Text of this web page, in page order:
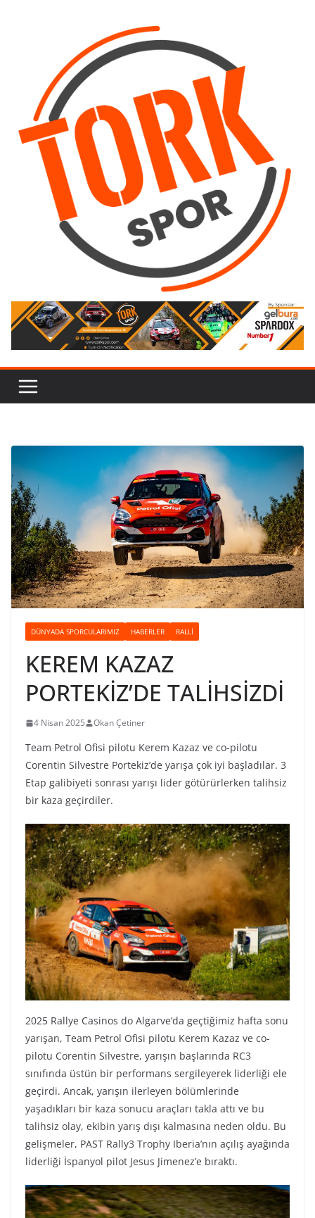
DÜNYADA SPORCULARIMIZ HABERLER RALLI
KEREM KAZAZ
PORTEKİZ’DE TALİHSİZDİ
4 Nisan 2025 Okan Çetiner
Team Petrol Ofisi pilotu Kerem Kazaz ve co-pilotu
Corentin Silvestre Portekiz’de yarışa çok iyi başladılar. 3
Etap galibiyeti sonrası yarışı lider götürürlerken talihsiz
bir kaza geçirdiler.
2025 Rallye Casinos do Algarve’da geçtiğimiz hafta sonu
yarışan, Team Petrol Ofisi pilotu Kerem Kazaz ve co-
pilotu Corentin Silvestre, yarışın başlarında RC3
sınıfında üstün bir performans sergileyerek liderliği ele
geçirdi. Ancak, yarışın ilerleyen bölümlerinde
yaşadıkları bir kaza sonucu araçları takla attı ve bu
talihsiz olay, ekibin yarış dışı kalmasına neden oldu. Bu
gelişmeler, PAST Rally3 Trophy Iberia’nın açılış ayağında
liderliği İspanyol pilot Jesus Jimenez’e bıraktı.